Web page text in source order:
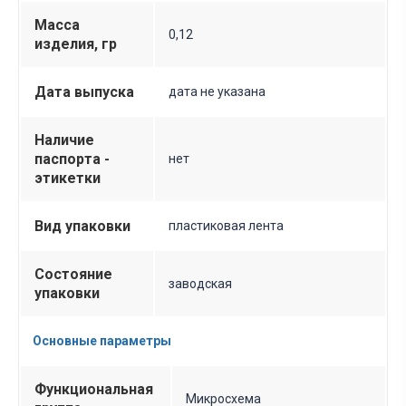
Масса
изделия, гр
0,12
Дата выпуска дата не указана
Наличие
паспорта -
этикетки
нет
Вид упаковки пластиковая лента
Состояние
упаковки
заводская
Основные параметры
Функциональная
Микросхема